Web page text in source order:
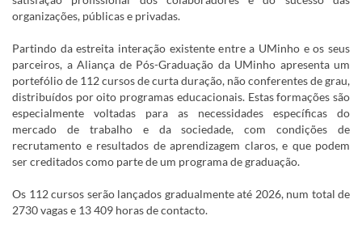
organizações, públicas e privadas.
Partindo da estreita interação existente entre a UMinho e os seus
parceiros, a Aliança de Pós-Graduação da UMinho apresenta um
portefólio de 112 cursos de curta duração, não conferentes de grau,
distribuídos por oito programas educacionais. Estas formações são
especialmente voltadas para as necessidades específicas do
mercado de trabalho e da sociedade, com condições de
recrutamento e resultados de aprendizagem claros, e que podem
ser creditados como parte de um programa de graduação.
Os 112 cursos serão lançados gradualmente até 2026, num total de
2730 vagas e 13 409 horas de contacto.